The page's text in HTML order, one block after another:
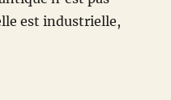
est industrielle,